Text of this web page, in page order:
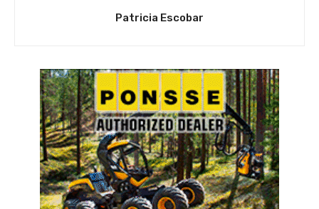
Patricia Escobar